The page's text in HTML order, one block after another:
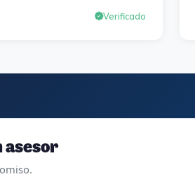
temario muy al día. Una
Verificado
asesor